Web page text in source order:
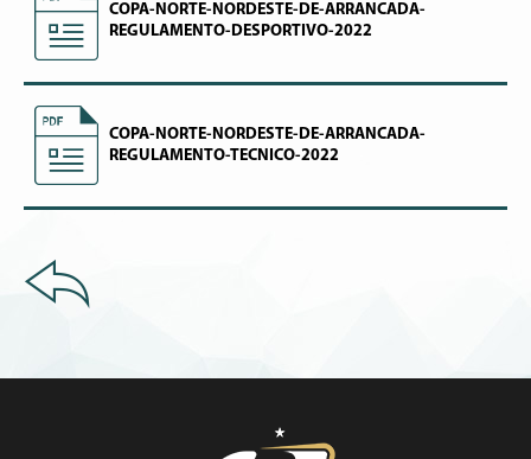
COPA-NORTE-NORDESTE-DE-ARRANCADA-
REGULAMENTO-DESPORTIVO-2022
COPA-NORTE-NORDESTE-DE-ARRANCADA-
REGULAMENTO-TECNICO-2022